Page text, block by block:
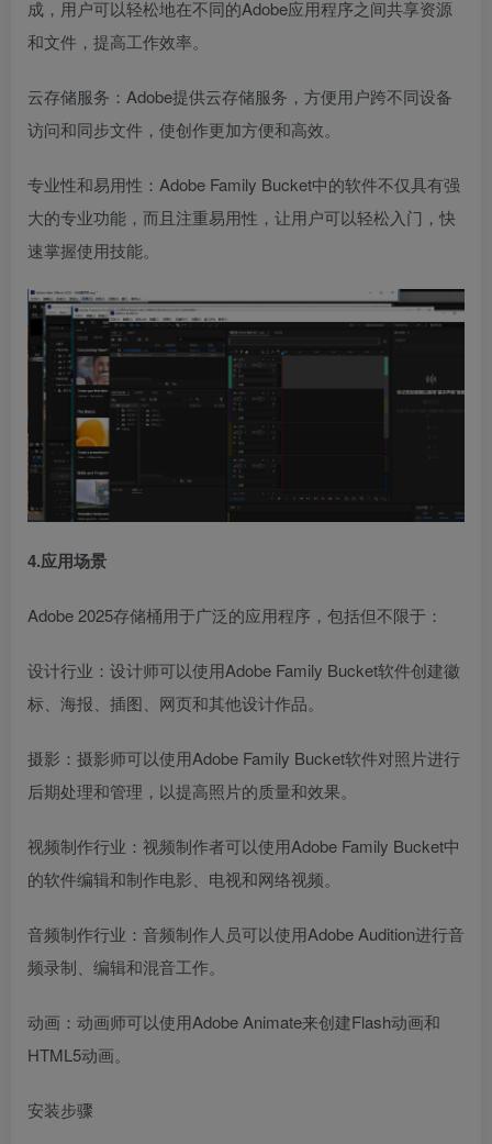
成，用户可以轻松地在不同的Adobe应用程序之间共享资源
和文件，提高工作效率。
云存储服务：Adobe提供云存储服务，方便用户跨不同设备
访问和同步文件，使创作更加方便和高效。
专业性和易用性：Adobe Family Bucket中的软件不仅具有强
大的专业功能，而且注重易用性，让用户可以轻松入门，快
速掌握使用技能。
4.应用场景
Adobe 2025存储桶用于广泛的应用程序，包括但不限于：
设计行业：设计师可以使用Adobe Family Bucket软件创建徽
标、海报、插图、网页和其他设计作品。
摄影：摄影师可以使用Adobe Family Bucket软件对照片进行
后期处理和管理，以提高照片的质量和效果。
视频制作行业：视频制作者可以使用Adobe Family Bucket中
的软件编辑和制作电影、电视和网络视频。
音频制作行业：音频制作人员可以使用Adobe Audition进行音
频录制、编辑和混音工作。
动画：动画师可以使用Adobe Animate来创建Flash动画和
HTML5动画。
安装步骤